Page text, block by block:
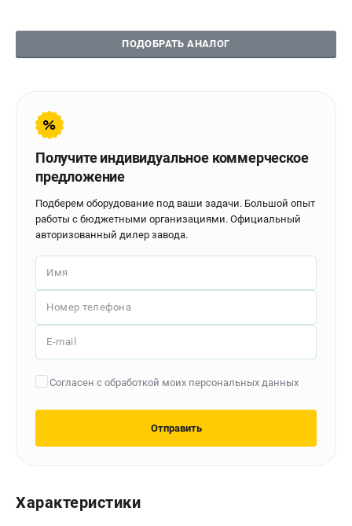
ПОДДЕРЖКА
Политика обработки персональных данных
ИНФОРМАЦИЯ
О компании
О бренде
Юридическим лицам
Доставка
Оплата
Бонусная программа
Как нас найти
Новости
Как выбрать заточной станок?
ПОДОБРАТЬ АНАЛОГ
Получите индивидуальное коммерческое
предложение
Подберем оборудование под ваши задачи. Большой опыт
работы с бюджетными организациями. Официальный
авторизованный дилер завода.
Имя
Номер телефона
E-mail
Согласен с обработкой моих персональных данных
Отправить
Характеристики